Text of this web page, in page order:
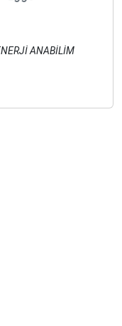
ANABİLİM